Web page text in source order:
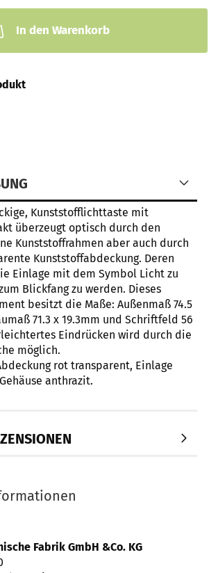
In den Warenkorb
Kunststofflichttaste mit
überzeugt optisch durch den
Kunststoffrahmen aber auch durch
Kunststoffabdeckung. Deren
Einlage mit dem Symbol Licht zu
Blickfang zu werden. Dieses
besitzt die Maße: Außenmaß 74.5
71.3 x 19.3mm und Schriftfeld 56
Eindrücken wird durch die
möglich.
rot transparent, Einlage
anthrazit.
Fabrik GmbH &Co. KG